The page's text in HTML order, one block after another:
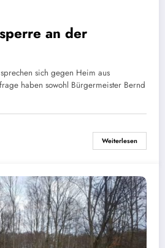
an der
sich gegen Heim aus
haben sowohl Bürgermeister Bernd
Weiterlesen